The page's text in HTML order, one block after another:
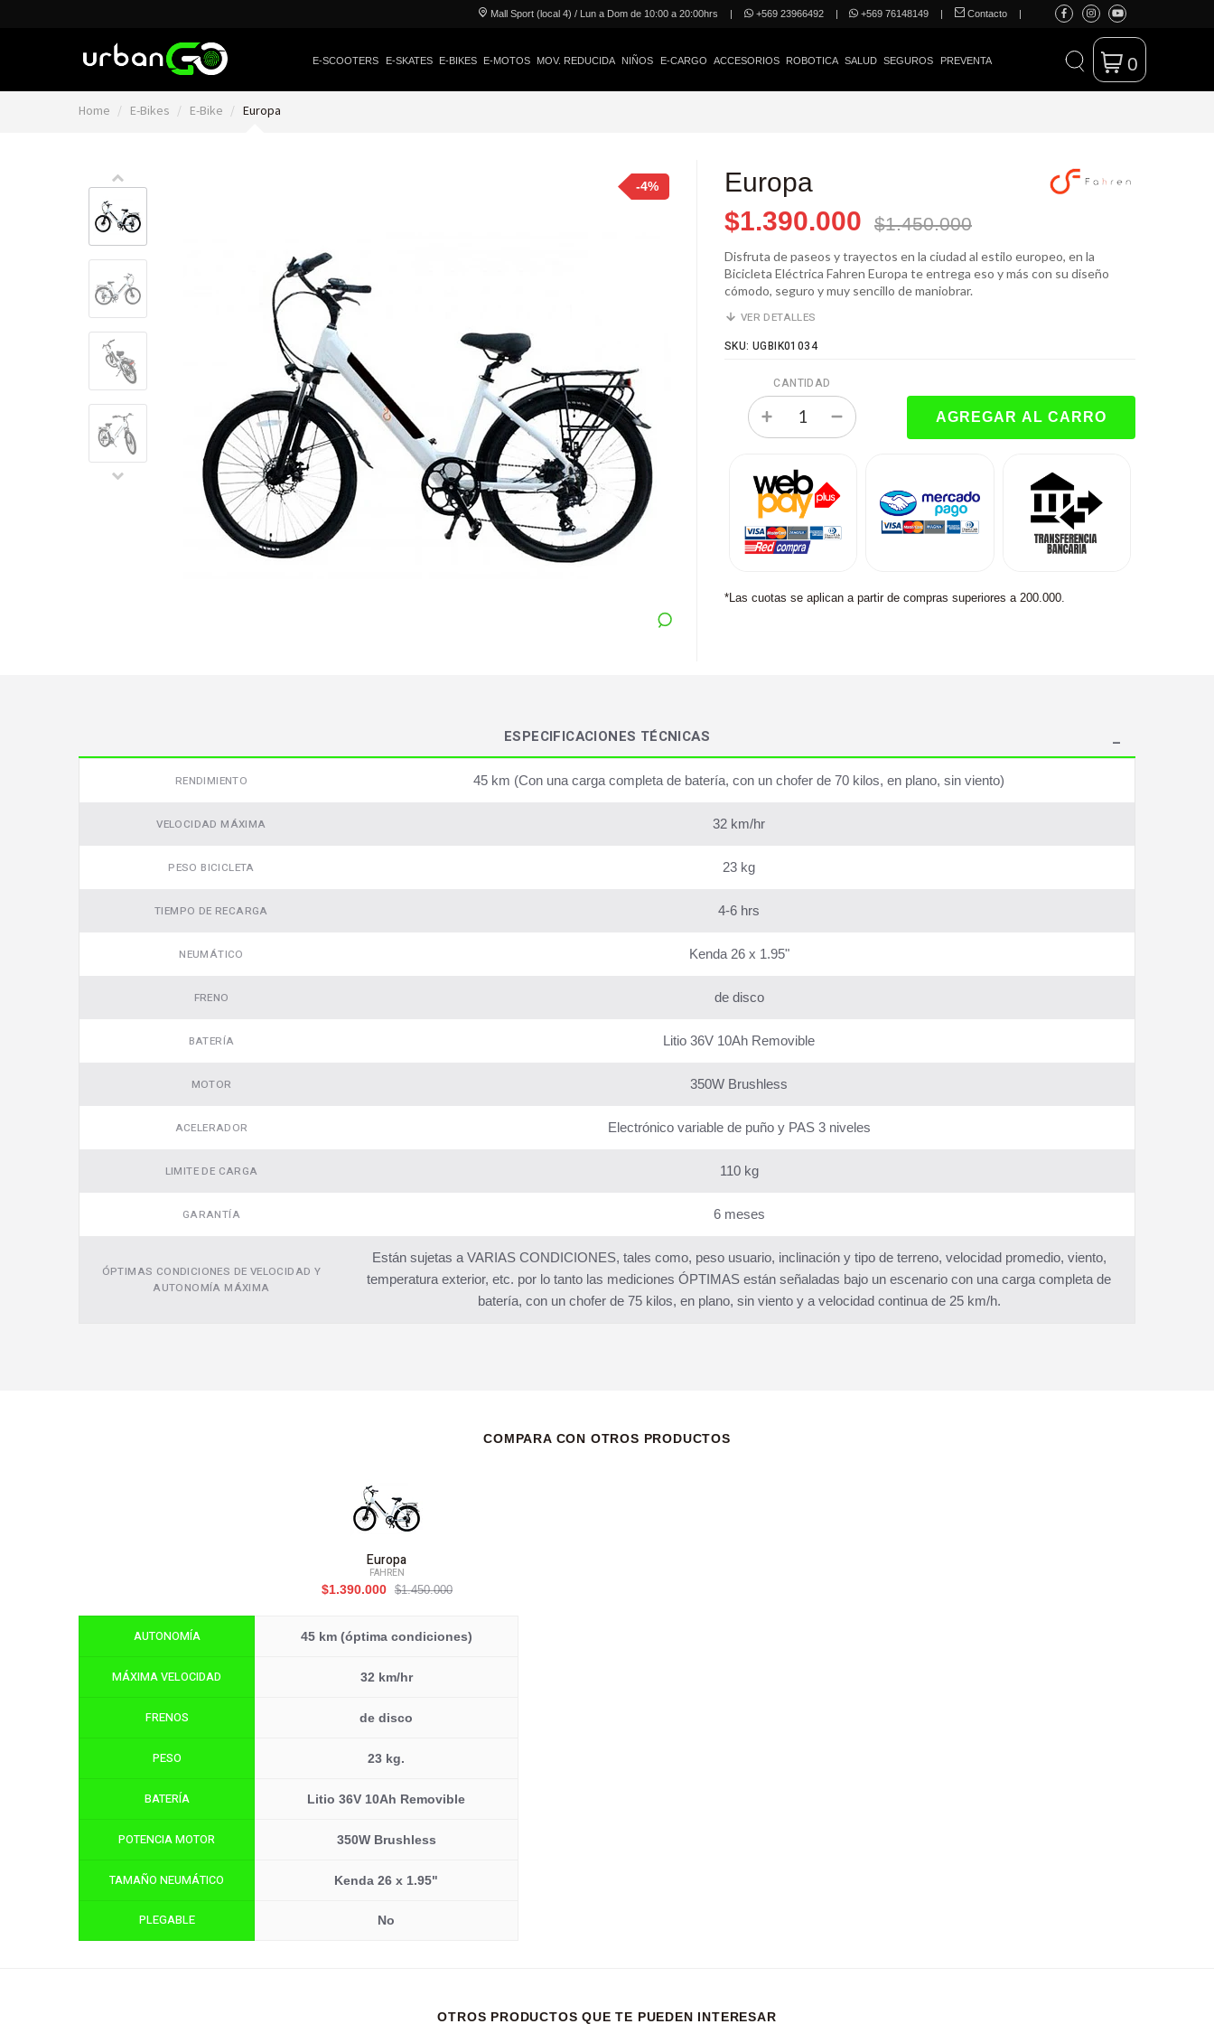
Mall Sport (local 4) / Lun a Dom de 10:00 a 20:00hrs | +569 23966492 | +569 76148149 | Contacto |
E-SCOOTERS E-SKATES E-BIKES E-MOTOS MOV. REDUCIDA NIÑOS E-CARGO ACCESORIOS ROBOTICA SALUD SEGUROS PREVENTA 0
Home E-Bikes E-Bike Europa
-4%
Europa
$1.390.000
$1.450.000
Disfruta de paseos y trayectos en la ciudad al estilo europeo, en la
Bicicleta Eléctrica Fahren Europa te entrega eso y más con su diseño
cómodo, seguro y muy sencillo de maniobrar.
VER DETALLES
SKU: UGBIK01034
CANTIDAD
*Las cuotas se aplican a partir de compras superiores a 200.000.
ESPECIFICACIONES TÉCNICAS
RENDIMIENTO 45 km (Con una carga completa de batería, con un chofer de 70 kilos, en plano, sin viento)
VELOCIDAD MÁXIMA 32 km/hr
PESO BICICLETA 23 kg
TIEMPO DE RECARGA 4-6 hrs
NEUMÁTICO Kenda 26 x 1.95"
FRENO de disco
BATERÍA Litio 36V 10Ah Removible
MOTOR 350W Brushless
ACELERADOR Electrónico variable de puño y PAS 3 niveles
LIMITE DE CARGA 110 kg
GARANTÍA 6 meses
ÓPTIMAS CONDICIONES DE VELOCIDAD Y
AUTONOMÍA MÁXIMA
Están sujetas a VARIAS CONDICIONES, tales como, peso usuario, inclinación y tipo de terreno, velocidad promedio, viento,
temperatura exterior, etc. por lo tanto las mediciones ÓPTIMAS están señaladas bajo un escenario con una carga completa de
batería, con un chofer de 75 kilos, en plano, sin viento y a velocidad continua de 25 km/h.
COMPARA CON OTROS PRODUCTOS
AUTONOMÍA
MÁXIMA VELOCIDAD
FRENOS
PESO
BATERÍA
POTENCIA MOTOR
TAMAÑO NEUMÁTICO
PLEGABLE
Europa
FAHREN
$1.390.000
$1.450.000
45 km (óptima condiciones)
32 km/hr
de disco
23 kg.
Litio 36V 10Ah Removible
350W Brushless
Kenda 26 x 1.95"
No
OTROS PRODUCTOS QUE TE PUEDEN INTERESAR